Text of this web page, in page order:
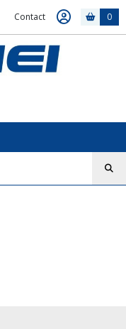
Contact 0